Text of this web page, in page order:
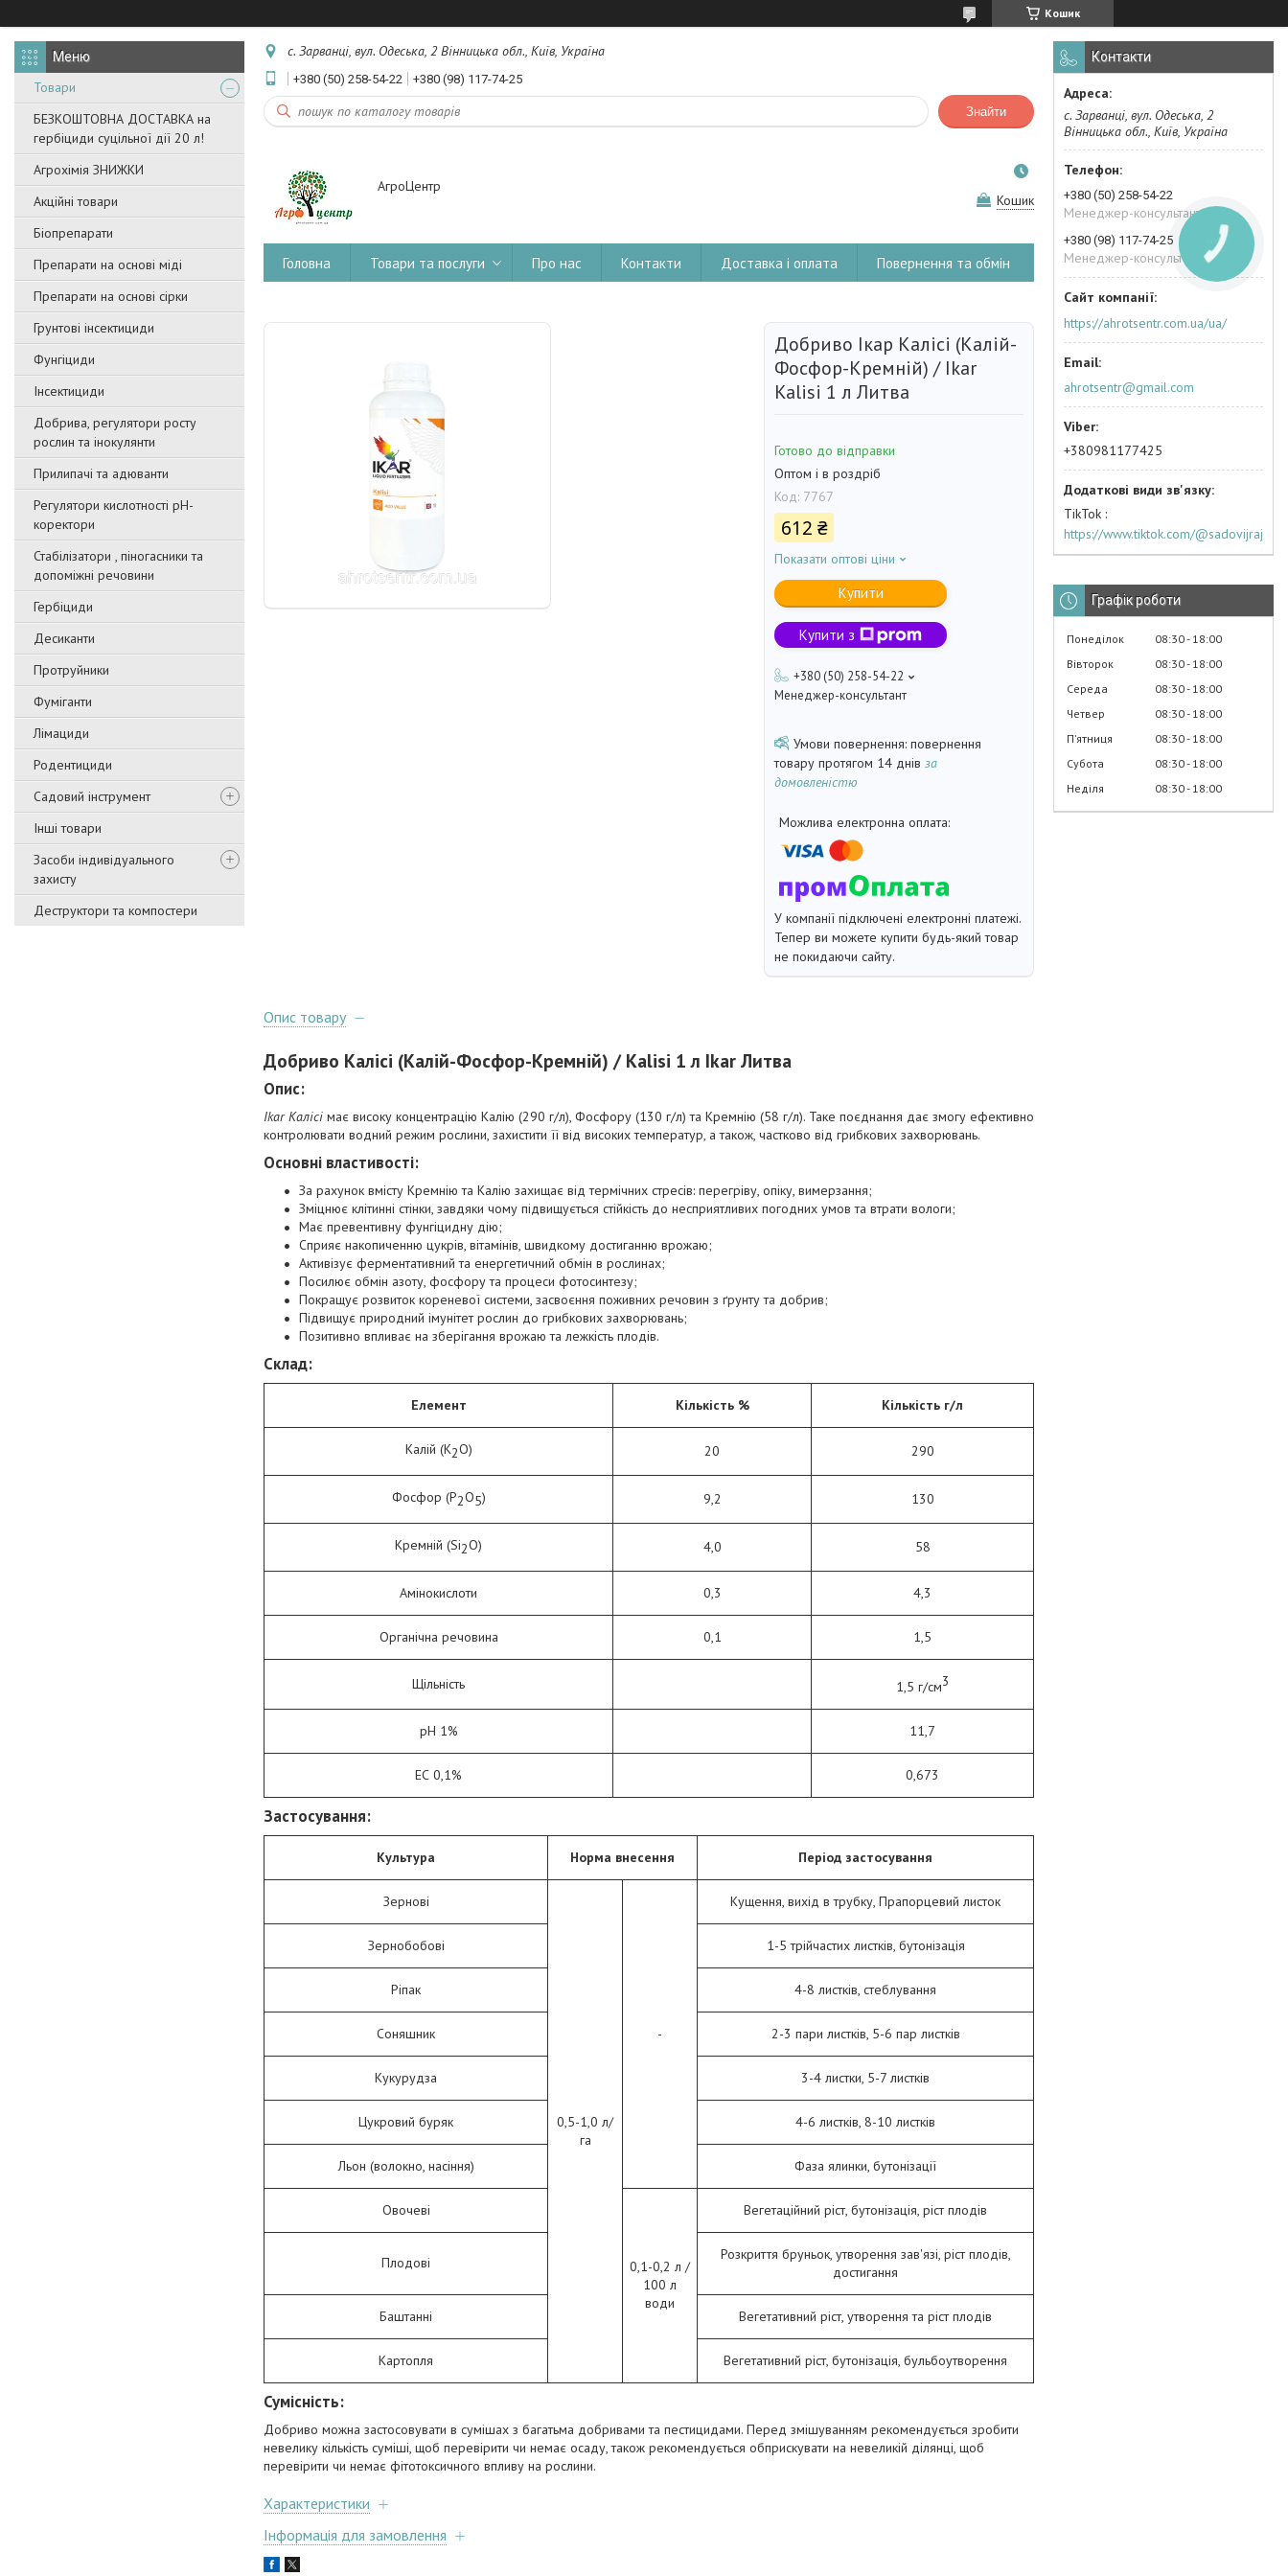
Кошик
Товари
БЕЗКОШТОВНА ДОСТАВКА на
гербіциди суцільної дії 20 л!
Агрохімія ЗНИЖКИ
Акційні товари
Біопрепарати
Препарати на основі міді
Препарати на основі сірки
Грунтові інсектициди
Фунгіциди
Інсектициди
Добрива, регулятори росту
рослин та інокулянти
Прилипачі та адюванти
Регулятори кислотності pН-
коректори
Стабілізатори , піногасники та
допоміжні речовини
Гербіциди
Десиканти
Протруйники
Фуміганти
Лімациди
Родентициди
Садовий інструмент
Інші товари
Засоби індивідуального
захисту
Деструктори та компостери
с. Зарванці, вул. Одеська, 2 Вінницька обл., Київ, Україна
+380 (50) 258-54-22 +380 (98) 117-74-25
Знайти
АгроЦентр
Кошик
Головна Товари та послуги Про нас Контакти Доставка і оплата Повернення та обмін
Добриво Ікар Калісі (Калій-
Фосфор-Кремній) / Ikar
Kalisi 1 л Литва
Готово до відправки
Оптом і в роздріб
Код: 7767
612 ₴
Показати оптові ціни
Купити
Купити з
+380 (50) 258-54-22
Менеджер-консультант
повернення
товару протягом 14 днів за
домовленістю
У компанії підключені електронні платежі.
Тепер ви можете купити будь-який товар
не покидаючи сайту.
Опис товару
Добриво Калісі (Калій-Фосфор-Кремній) / Kalisi 1 л Ikar Литва
Опис:
Ikar Калісі має високу концентрацію Калію (290 г/л), Фосфору (130 г/л) та Кремнію (58 г/л). Таке поєднання дає змогу ефективно
контролювати водний режим рослини, захистити її від високих температур, а також, частково від грибкових захворювань.
Основні властивості:
За рахунок вмісту Кремнію та Калію захищає від термічних стресів: перегріву, опіку, вимерзання;
Зміцнює клітинні стінки, завдяки чому підвищується стійкість до несприятливих погодних умов та втрати вологи;
Має превентивну фунгіцидну дію;
Сприяє накопиченню цукрів, вітамінів, швидкому достиганню врожаю;
Активізує ферментативний та енергетичний обмін в рослинах;
Посилює обмін азоту, фосфору та процеси фотосинтезу;
Покращує розвиток кореневої системи, засвоєння поживних речовин з ґрунту та добрив;
Підвищує природний імунітет рослин до грибкових захворювань;
Позитивно впливає на зберігання врожаю та лежкість плодів.
Склад:
Елемент Кількість % Кількість г/л
Калій (K2O) 20 290
Фосфор (P2O5) 9,2 130
Кремній (Si2O) 4,0 58
Амінокислоти 0,3 4,3
Органічна речовина 0,1 1,5
Щільність 1,5 г/см3
рН 1% 11,7
ЕС 0,1% 0,673
Застосування:
Культура Норма внесення Період застосування
Зернові
0,5-1,0 л/
га
-
Кущення, вихід в трубку, Прапорцевий листок
Зернобобові 1-5 трійчастих листків, бутонізація
Ріпак 4-8 листків, стеблування
Соняшник 2-3 пари листків, 5-6 пар листків
Кукурудза 3-4 листки, 5-7 листків
Цукровий буряк 4-6 листків, 8-10 листків
Льон (волокно, насіння) Фаза ялинки, бутонізації
Овочеві
0,1-0,2 л /
100 л
води
Вегетаційний ріст, бутонізація, ріст плодів
Плодові
Розкриття бруньок, утворення зав'язі, ріст плодів,
достигання
Баштанні Вегетативний ріст, утворення та ріст плодів
Картопля Вегетативний ріст, бутонізація, бульбоутворення
Сумісність:
Добриво можна застосовувати в сумішах з багатьма добривами та пестицидами. Перед змішуванням рекомендується зробити
невелику кількість суміші, щоб перевірити чи немає осаду, також рекомендується обприскувати на невеликій ділянці, щоб
перевірити чи немає фітотоксичного впливу на рослини.
Характеристики
Інформація для замовлення
Контакти
с. Зарванці, вул. Одеська, 2
Вінницька обл., Київ, Україна
+380 (50) 258-54-22
Менеджер-консультант
+380 (98) 117-74-25
Менеджер-консультант
https://ahrotsentr.com.ua/ua/
ahrotsentr@gmail.com
+380981177425
TikTok
https://www.tiktok.com/@sadovijraj
Графік роботи
Понеділок 08:30 18:00
Вівторок
08:30 18:00
Середа
08:30 18:00
Четвер
08:30 18:00
Пʼятниця
08:30 18:00
Субота
08:30 18:00
Неділя
08:30 18:00
КНОПКА
ЗВ'ЯЗКУ